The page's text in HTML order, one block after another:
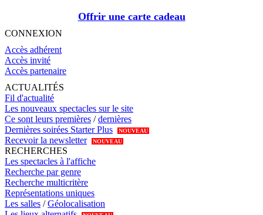
Offrir une carte cadeau
CONNEXION
Accès adhérent
Accès invité
Accès partenaire
ACTUALITÉS
Fil d'actualité
Les nouveaux spectacles sur le site
Ce sont leurs premières /dernières
Dernières soirées Starter Plus
NOUVEAU
Recevoir la newsletter NOUVEAU
RECHERCHES
Les spectacles à l'affiche
Recherche par genre
Recherche multicritère
Représentations uniques
Les salles /Géolocalisation